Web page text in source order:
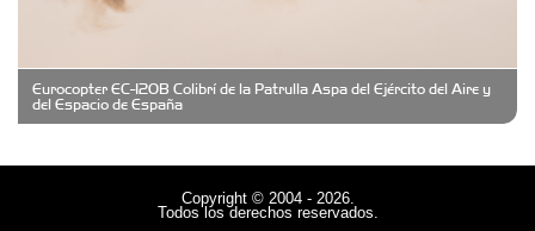
CONSERVAS YAMASIRO
Cubanico´s - Cubanitos Rellenos!
Eurocopter EC-120B Colibrí de la Patrulla Aspa del Ejército del Aire y
del Espacio de España
Copyright © 2004 - 2026.
Todos los derechos reservados.